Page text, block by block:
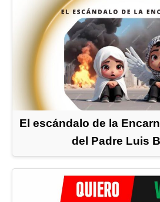
El escándalo de la
del Padre Luis